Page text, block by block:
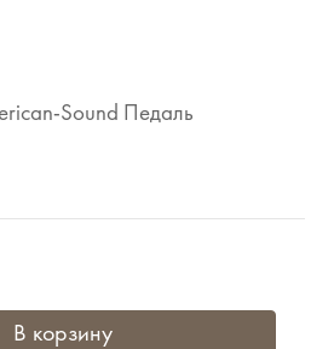
Sound Педаль
В корзину